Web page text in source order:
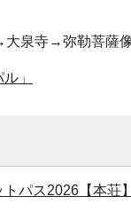
泉寺→弥勒菩薩
」
パス2026【本荘